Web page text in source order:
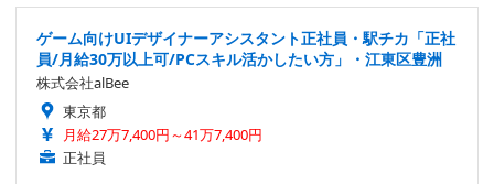
ゲーム向けUIデザイナーアシスタント正社員・駅チカ「正社
員/月給30万以上可/PCスキル活かしたい方」・江東区豊洲
株式会社alBee
東京都
月給27万7,400円～41万7,400円
正社員